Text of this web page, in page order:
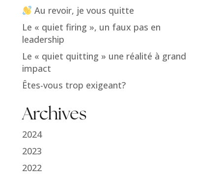
Au revoir, je vous quitte
Le « quiet firing », un faux pas en
leadership
Le « quiet quitting » une réalité à grand
impact
Êtes-vous trop exigeant?
Archives
2024
2023
2022